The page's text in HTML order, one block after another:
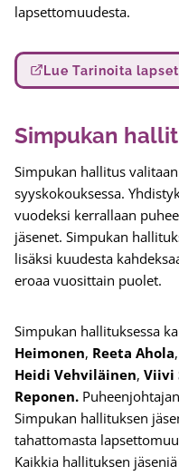
lapsettomuudesta.
Lue Tarinoita
Simpukan
Simpukan hallitus
syyskokouksessa.
vuodeksi kerrallaan
jäsenet. Simpukan
lisäksi kuudesta
eroaa vuosittain puolet.
Simpukan hallituksessa
Heimonen, Reeta Ahola,
Heidi Vehviläinen, Viivi
Reponen.
Simpukan hallituksen
tahattomasta
Kaikkia hallituksen